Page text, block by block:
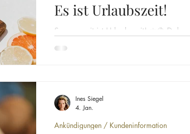
Es ist Urlaubszeit!
Sommerzeit ist Urlaubszeit! ☀️⛱️ Daher
Dank für Ihr Verständnis – wir freuen
Ankündigungen / Kundeninformation
Ines Siegel
4. Jan.